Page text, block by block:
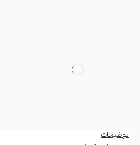
توضیحات